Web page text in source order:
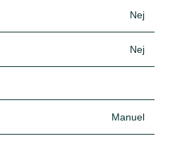
Nej
Nej
Manuel